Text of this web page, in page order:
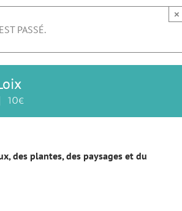
PASSÉ.
×
10€
des plantes, des paysages et du